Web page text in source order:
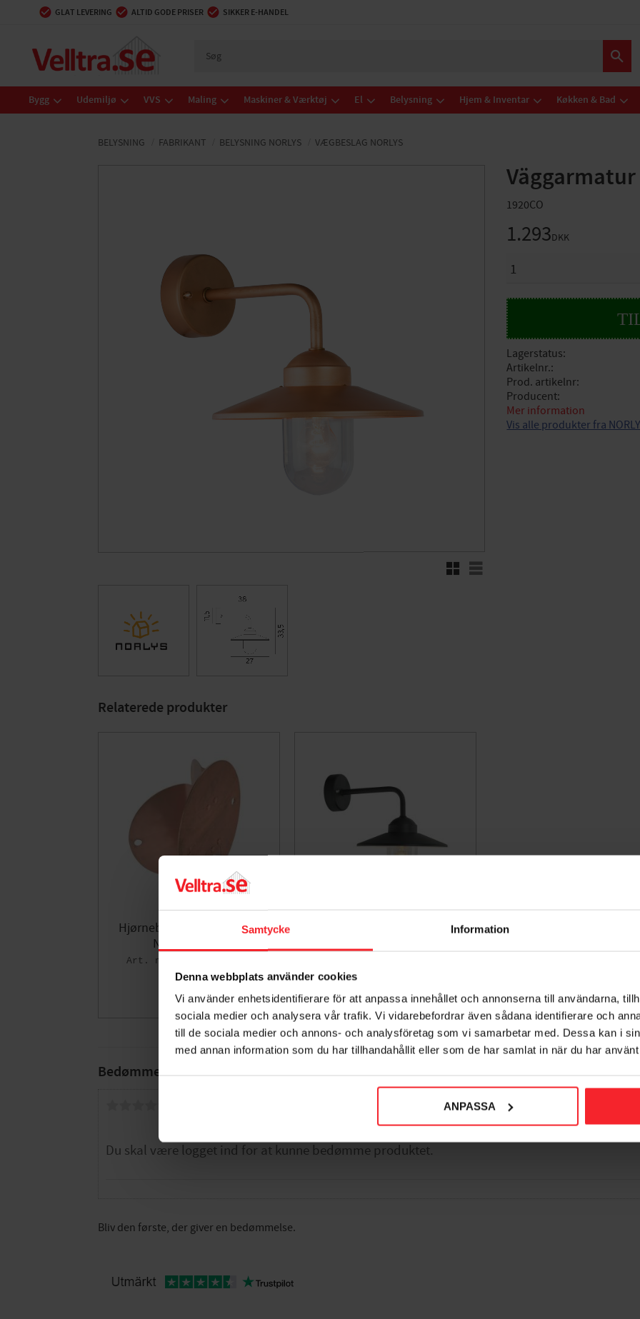
Samtycke Information
Denna webbplats använder cookies
Vi använder enhetsidentifierare för att anpassa innehållet och annonserna till användarna,
sociala medier och analysera vår trafik. Vi vidarebefordrar även sådana identifierare och
till de sociala medier och annons- och analysföretag som vi samarbetar med. Dessa kan i
med annan information som du har tillhandahållit eller som de har samlat in när du har
ANPASSA
GLAT LEVERING ALTID GODE PRISER SIKKER E-HANDEL
Bygg Udemiljø VVS Maling Maskiner & Værktøj El Belysning Hjem & Inventar Køkken & Bad
BELYSNING FABRIKANT BELYSNING NORLYS VÆGBESLAG NORLYS
1920CO
RutenettListe
1.293DKK
Lagerstatus
Artikelnr.
Prod. artikelnr
Producent
Mer information
Vis alle produkter fra
Bedømmelser
Bliv den første, der giver en bedømmelse.
Relaterede produkter
Hjørnebeslag 153, Kobber,
Norlys 153CO
335DKK
Gem som favorit
Væglampe Vansbro, E27, Sort,
Gem som favorit